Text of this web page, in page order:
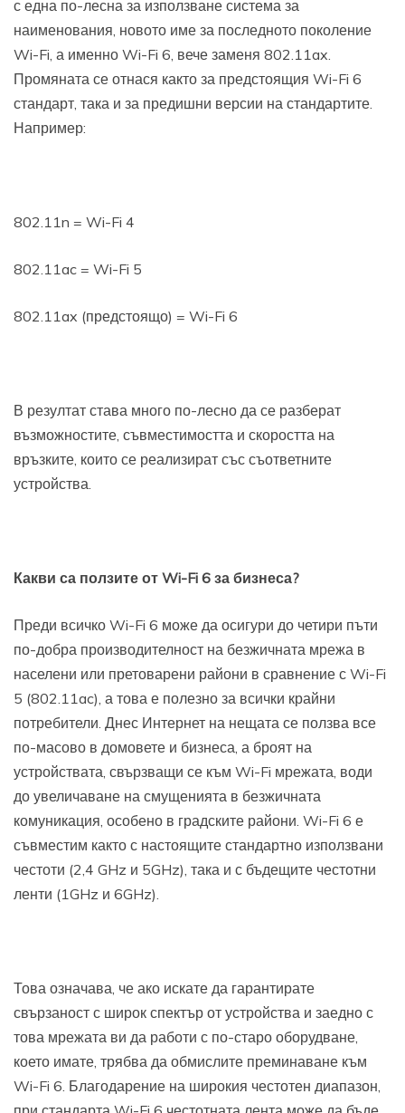
с една по-лесна за използване система за
наименования, новото име за последното поколение
Wi-Fi, а именно Wi-Fi 6, вече заменя 802.11ax.
Промяната се отнася както за предстоящия Wi-Fi 6
стандарт, така и за предишни версии на стандартите.
Например:
802.11n = Wi-Fi 4
802.11ac = Wi-Fi 5
802.11ax (предстоящо) = Wi-Fi 6
В резултат става много по-лесно да се разберат
възможностите, съвместимостта и скоростта на
връзките, които се реализират със съответните
устройства.
Какви са ползите от Wi-Fi 6 за бизнеса?
Преди всичко Wi-Fi 6 може да осигури до четири пъти
по-добра производителност на безжичната мрежа в
населени или претоварени райони в сравнение с Wi-Fi
5 (802.11ac), а това е полезно за всички крайни
потребители. Днес Интернет на нещата се ползва все
по-масово в домовете и бизнеса, а броят на
устройствата, свързващи се към Wi-Fi мрежата, води
до увеличаване на смущенията в безжичната
комуникация, особено в градските райони. Wi-Fi 6 е
съвместим както с настоящите стандартно използвани
честоти (2,4 GHz и 5GHz), така и с бъдещите честотни
ленти (1GHz и 6GHz).
Това означава, че ако искате да гарантирате
свързаност с широк спектър от устройства и заедно с
това мрежата ви да работи с по-старо оборудване,
което имате, трябва да обмислите преминаване към
Wi-Fi 6. Благодарение на широкия честотен диапазон,